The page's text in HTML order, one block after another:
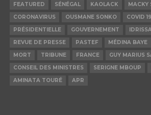
FEATURED SÉNÉGAL KAOLACK
MACKY
CORONAVIRUS
OUSMANE SONKO COVID 19
PRÉSIDENTIELLE
GOUVERNEMENT
REVUE DE PRESSE
PASTEF MÉDINA BAYE
MORT
TRIBUNE FRANCE
GUY MARIUS
CONSEIL DES MINISTRES
SERIGNE MBOUP
AMINATA TOURÉ
APR